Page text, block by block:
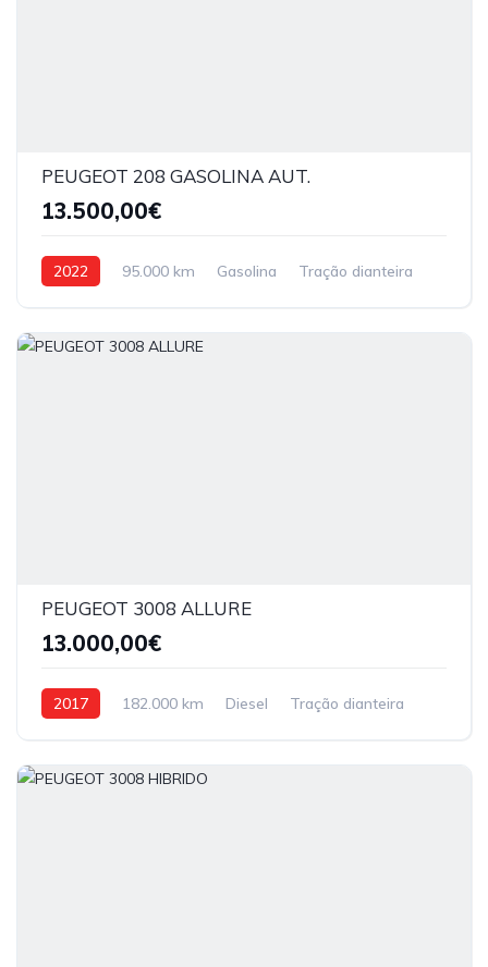
PEUGEOT 208 GASOLINA AUT.
13.500,00€
2022 95.000 km Gasolina Tração dianteira
PEUGEOT 3008 ALLURE
13.000,00€
2017 182.000 km Diesel Tração dianteira